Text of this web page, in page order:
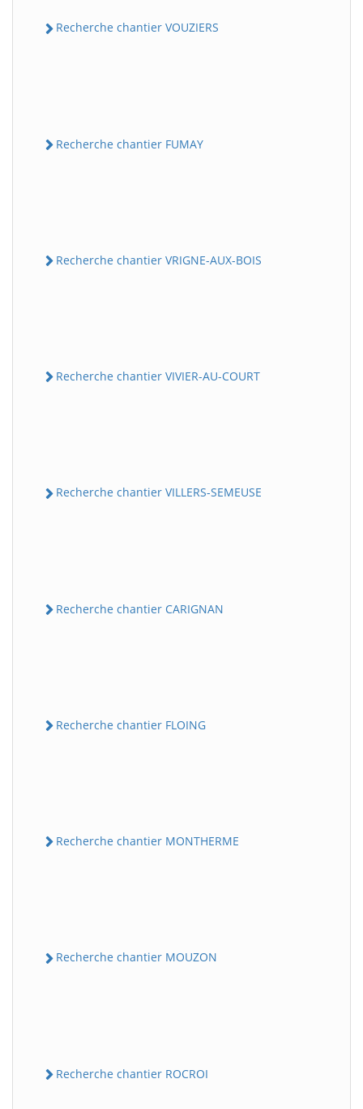
Recherche chantier VOUZIERS
Recherche chantier FUMAY
Recherche chantier VRIGNE-AUX-BOIS
Recherche chantier VIVIER-AU-COURT
Recherche chantier VILLERS-SEMEUSE
Recherche chantier CARIGNAN
Recherche chantier FLOING
Recherche chantier MONTHERME
Recherche chantier MOUZON
Recherche chantier ROCROI